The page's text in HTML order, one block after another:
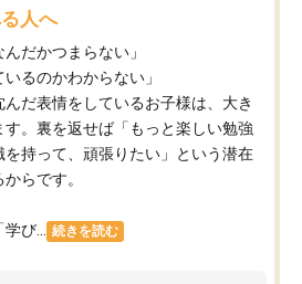
人へ
だかつまらない」
るのかわからない」
だ表情をしているお子様は、大き
。裏を返せば「もっと楽しい勉強
持って、頑張りたい」という潜在
らです。
び... 続きを読む